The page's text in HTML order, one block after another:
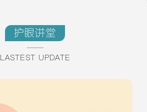
护眼讲堂
LASTEST UPDATE